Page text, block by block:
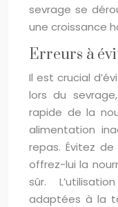
sevrage se
une croissance
Erreurs à
Il est crucial
lors du
rapide de la
alimentation
repas. Évitez
offrez-lui la
sûr.
adaptées à la